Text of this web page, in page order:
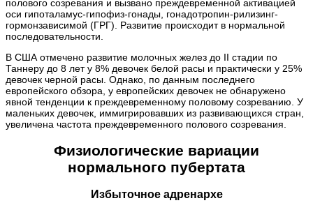
полового созревания и вызвано преждевременной активацией
оси гипоталамус-гипофиз-гонады, гонадотропин-рилизинг-
гормонзависимой (ГРГ). Развитие происходит в нормальной
последовательности.
В США отмечено развитие молочных желез до II стадии по
Таннеру до 8 лет у 8% девочек белой расы и практически у 25%
девочек черной расы. Однако, по данным последнего
европейского обзора, у европейских девочек не обнаружено
явной тенденции к преждевременному половому созреванию. У
маленьких девочек, иммигрировавших из развивающихся стран,
увеличена частота преждевременного полового созревания.
Физиологические вариации
нормального пубертата
Избыточное адренархе